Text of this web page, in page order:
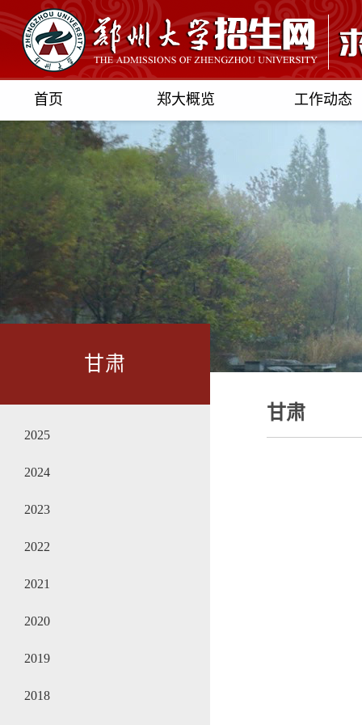
首页 郑大概览 工作动态
甘肃
2025
2024
2023
2022
2021
2020
2019
2018
甘肃